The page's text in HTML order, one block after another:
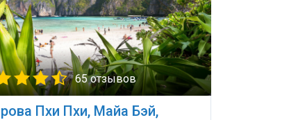
65 отзывов
Пхи Пхи, Майа Бэй,